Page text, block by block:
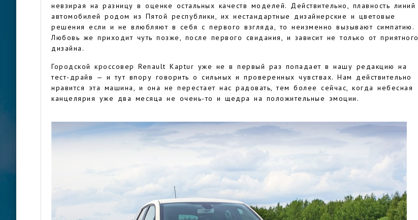
невзирая на разницу в оценке остальных качеств моделей. Действительно, плавность линий
автомобилей родом из Пятой республики, их нестандартные дизайнерские и цветовые
решения если и не влюбляют в себя с первого взгляда, то неизменно вызывают симпатию.
Любовь же приходит чуть позже, после первого свидания, и зависит не только от приятного
дизайна.
Городской кроссовер Renault Kaptur уже не в первый раз попадает в нашу редакцию на
тест-драйв — и тут впору говорить о сильных и проверенных чувствах. Нам действительно
нравится эта машина, и она не перестает нас радовать, тем более сейчас, когда небесная
канцелярия уже два месяца не очень-то и щедра на положительные эмоции.